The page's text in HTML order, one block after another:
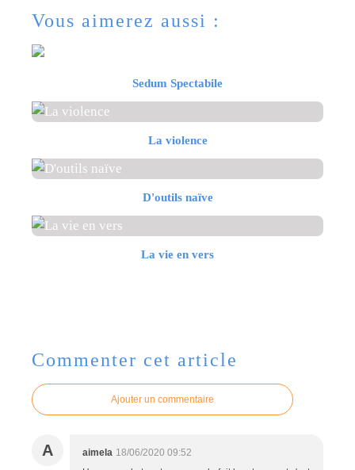
Vous aimerez aussi :
Sedum Spectabile
La violence
D'outils naïve
La vie en vers
Commenter cet article
Ajouter un commentaire
A aimela 18/06/2020 09:52